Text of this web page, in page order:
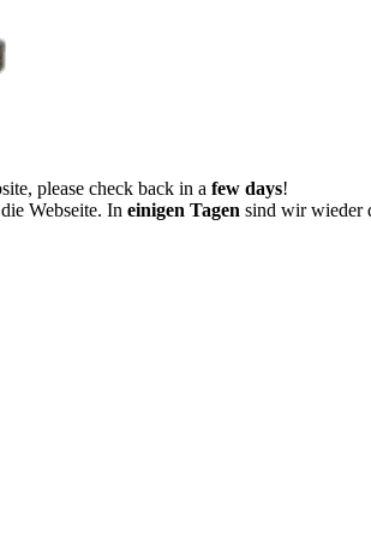
please check back in a few days!
Webseite. In einigen Tagen sind wir wieder